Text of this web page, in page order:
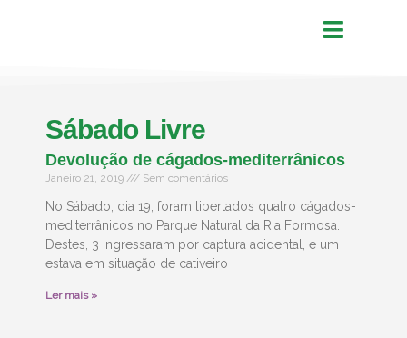
Sábado Livre
Devolução de cágados-mediterrânicos
Janeiro 21, 2019 Sem comentários
No Sábado, dia 19, foram libertados quatro cágados-
mediterrânicos no Parque Natural da Ria Formosa.
Destes, 3 ingressaram por captura acidental, e um
estava em situação de cativeiro
Ler mais »